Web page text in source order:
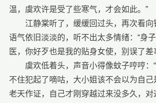
温，虞欢许是受了些寒气，才会如此。”
江静棠听了，缓缓回过头，再次看向
语气依旧淡淡的，听不出太多情绪：“身
医，你好歹也是我的贴身女使，别误了差
虞欢低着头，声音小得像蚊子哼哼：
不住犯起了嘀咕，大小姐该不会以为自己
老天作证，自己才刚穿越过来没多久，对